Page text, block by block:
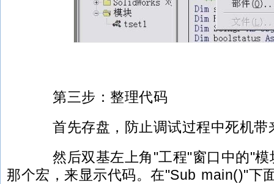
第三步：整理代码
首先存盘，防止调试过程中死机带
然后双基左上角"工程"窗口中的"模
那个宏，来显示代码。在"Sub main()"下